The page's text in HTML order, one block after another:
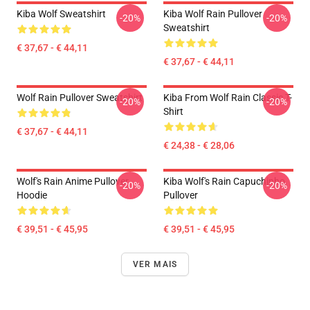
Kiba Wolf Sweatshirt
€ 37,67 - € 44,11
-20%
Kiba Wolf Rain Pullover
Sweatshirt
€ 37,67 - € 44,11
-20%
Wolf Rain Pullover Sweatshirt
€ 37,67 - € 44,11
-20%
Kiba From Wolf Rain Classic T-
Shirt
€ 24,38 - € 28,06
-20%
Wolf's Rain Anime Pullover
Hoodie
€ 39,51 - € 45,95
-20%
Kiba Wolf's Rain Capuchinho
Pullover
€ 39,51 - € 45,95
-20%
VER MAIS